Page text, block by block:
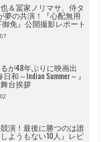
＆冨家ノリマサ、侍タ
夢の共演！『心配無用
御免』公開撮影レポート
が48年ぶりに映画出
和～Indian Summer～』
台挨拶
演！最後に勝つのは誰
ようもない10人』レビ